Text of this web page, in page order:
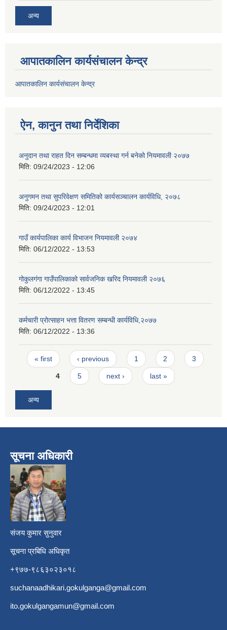
अन्य
आपातकालिन कार्यसंचालन केन्द्र
आपातकालिन कार्यसंचालन केन्द्र
ऐन, कानुन तथा निर्देशिका
अनुदान तथा राहत दिन सम्बन्धमा व्यबस्था गर्न बनेको नियमावली २०७७
मिति: 09/24/2023 - 12:06
अनुगमन तथा सुपरिवेक्षण समितिको कार्यसञ्चालन कार्यविधि, २०७८
मिति: 09/24/2023 - 12:01
गाउँ कार्यपालिका कार्य विभाजन नियमावली २०७४
मिति: 06/12/2022 - 13:53
गोकुलगंगा गाउँपालिकाको सार्वजनिक खरिद नियमावली २०७६
मिति: 06/12/2022 - 13:45
कर्मचारी प्रोत्साहन भत्ता वितरण सम्बन्धी कार्यविधि,२०७७
मिति: 06/12/2022 - 13:36
Pages
« first ‹ previous 1 2 3
4 5 next › last »
अन्य
सूचना अधिकारी
संजय कुमार सुनुवार
सूचना प्रबिधि अधिकृत
+९७७-९८६३०२३०१८
suchanaadhikari.gokulganga@gmail.com
ito.gokulgangamun@gmail.com